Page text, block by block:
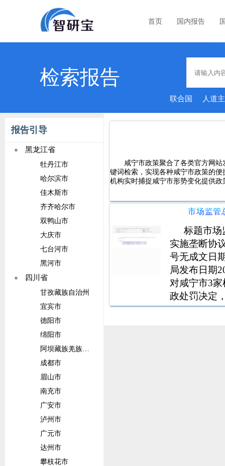
首页 国内报告
检索报告
联合国 人道
报告引导
黑龙江省
牡丹江市
哈尔滨市
佳木斯市
齐齐哈尔市
双鸭山市
大庆市
七台河市
黑河市
四川省
甘孜藏族自治州
宜宾市
德阳市
绵阳市
阿坝藏族羌族自治州
成都市
眉山市
南充市
广安市
泸州市
广元市
达州市
攀枝花市
咸宁市政策聚合了各类官方网
键词检索，实现各种咸宁市政策的
机构实时捕捉咸宁市形势变化提供政
标题市场
实施垄断协
号无成文日
局发布日期
对咸宁市3
政处罚决定